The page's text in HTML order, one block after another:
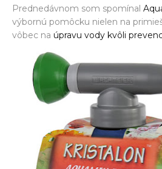
Prednedávnom som spomínal
výbornú pomôcku nielen na
vôbec na úpravu vody kvôli